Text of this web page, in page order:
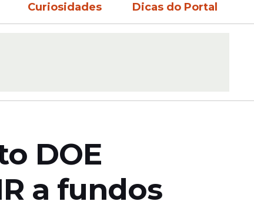
Curiosidades Dicas do Portal
DOE
a fundos